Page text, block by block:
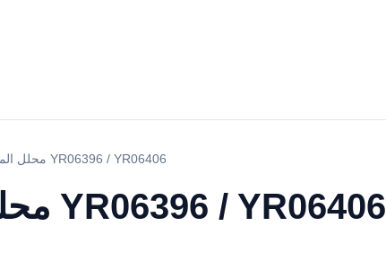
محلل المنحل بالكهرباء YR06396 / YR06406
محلل المنحل بالكهرباء YR06396 / YR06406